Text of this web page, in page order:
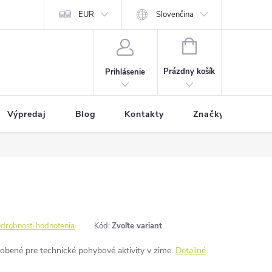
EUR Slovenčina
Prihlásenie
NÁKUPNÝ
Prázdny košík
Výpredaj Blog Kontakty Značky
hodnotenia Kód: Zvoľte variant
pre technické pohybové aktivity v zime. Detailné